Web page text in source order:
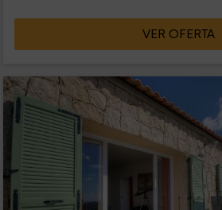
VER OFERTA